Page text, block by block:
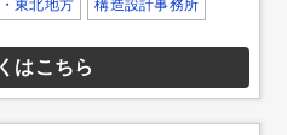
東北地方 構造設計事務所
はこちら